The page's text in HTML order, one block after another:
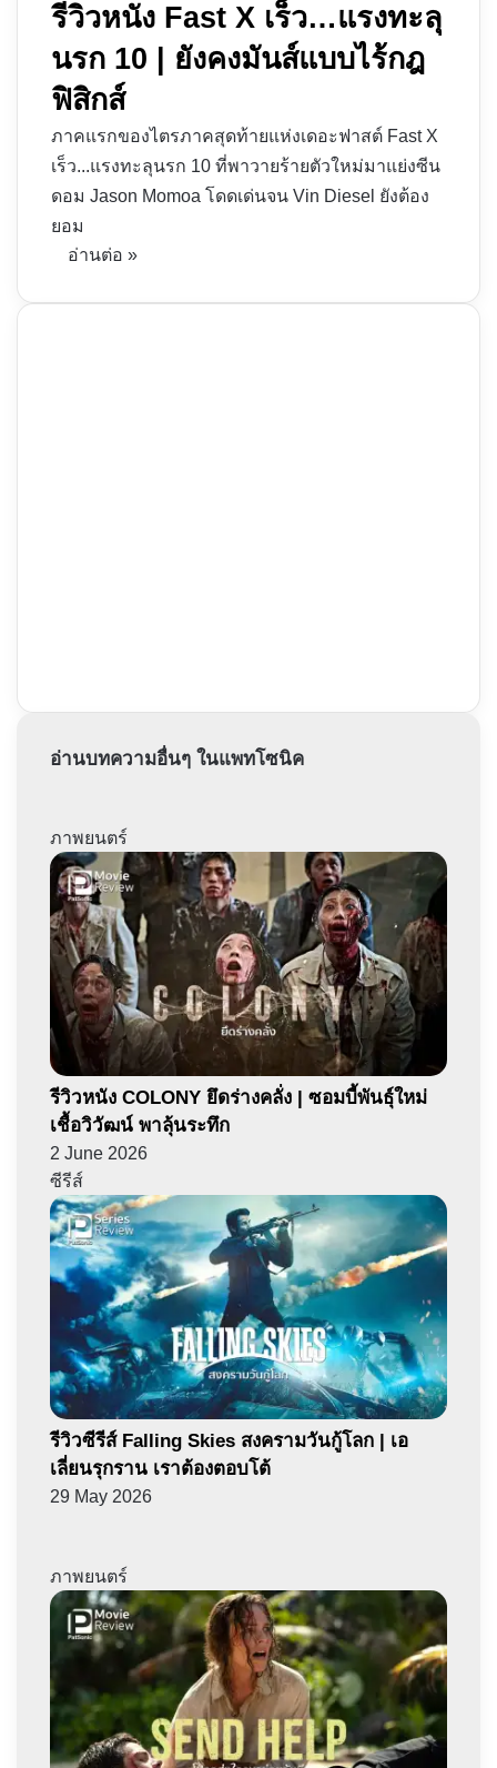
รีวิวหนัง Fast X เร็ว…แรงทะลุ
นรก 10 | ยังคงมันส์แบบไร้กฎ
ฟิสิกส์
ภาคแรกของไตรภาคสุดท้ายแห่งเดอะฟาสต์ Fast X
เร็ว...แรงทะลุนรก 10 ที่พาวายร้ายตัวใหม่มาแย่งซีน
ดอม Jason Momoa โดดเด่นจน Vin Diesel ยังต้อง
ยอม
อ่านต่อ »
อ่านบทความอื่นๆ ในแพทโซนิค
ภาพยนตร์
รีวิวหนัง COLONY ยึดร่างคลั่ง | ซอมบี้พันธุ์ใหม่
เชื้อวิวัฒน์ พาลุ้นระทึก
2 June 2026
ซีรีส์
รีวิวซีรีส์ Falling Skies สงครามวันกู้โลก | เอ
เลี่ยนรุกราน เราต้องตอบโต้
29 May 2026
ภาพยนตร์